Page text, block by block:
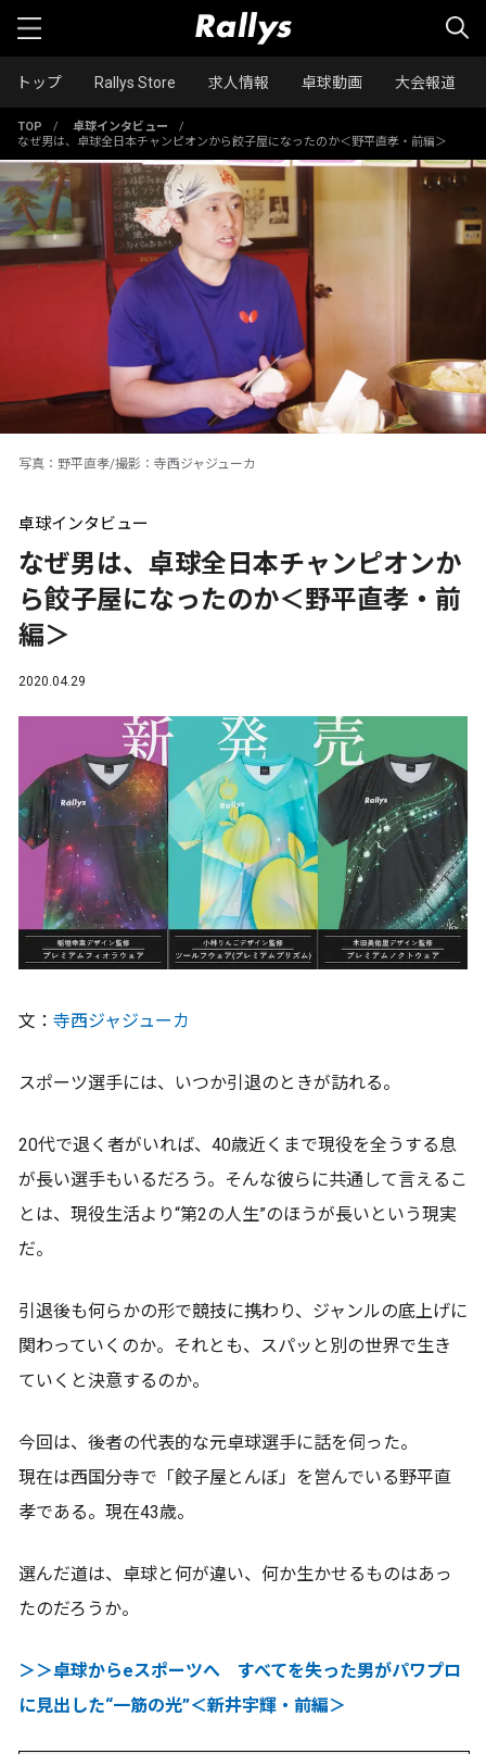
トップ Rallys Store 求人情報 卓球動画 大会報道
TOP / 卓球インタビュー
/
なぜ男は、卓球全日本チャンピオンから餃子屋になったのか＜野平直孝・前編＞
写真：野平直孝/撮影：寺西ジャジューカ
卓球インタビュー
なぜ男は、卓球全日本チャンピオンか
ら餃子屋になったのか＜野平直孝・前
編＞
2020.04.29
文： 寺西ジャジューカ
スポーツ選手には、いつか引退のときが訪れる。
20代で退く者がいれば、40歳近くまで現役を全うする息
が長い選手もいるだろう。そんな彼らに共通して言えるこ
とは、現役生活より“第2の人生”のほうが長いという現実
だ。
引退後も何らかの形で競技に携わり、ジャンルの底上げに
関わっていくのか。それとも、スパッと別の世界で生き
ていくと決意するのか。
今回は、後者の代表的な元卓球選手に話を伺った。
現在は西国分寺で「餃子屋とんぼ」を営んでいる野平直
孝である。現在43歳。
選んだ道は、卓球と何が違い、何か生かせるものはあっ
たのだろうか。
＞＞卓球からeスポーツへ すべてを失った男がパワプロ
に見出した“一筋の光”＜新井宇輝・前編＞